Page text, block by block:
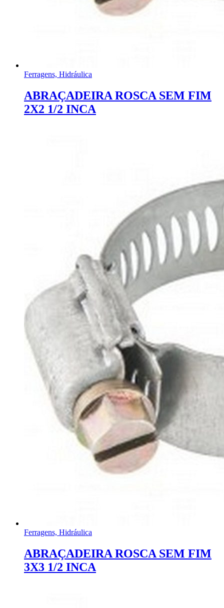
Ferragens, Hidráulica
ABRAÇADEIRA ROSCA SEM FIM
2X2 1/2 INCA
Ferragens, Hidráulica
ABRAÇADEIRA ROSCA SEM FIM
3X3 1/2 INCA